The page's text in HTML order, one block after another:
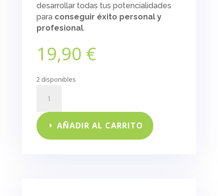
desarrollar todas tus potencialidades
para conseguir éxito personal y
profesional.
19,90 €
2 disponibles
poder
de
la
T
AÑADIR AL CARRITO